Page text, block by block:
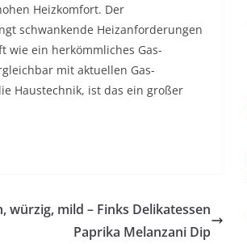
Heizkomfort. Der
schwankende Heizanforderungen
wie ein herkömmliches Gas-
mit aktuellen Gas-
Haustechnik, ist das ein großer
würzig, mild – Finks Delikatessen
Paprika Melanzani Dip